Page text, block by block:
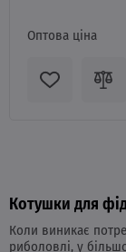
Оптова ціна
Котушки для
Коли виникає
риболовлі, у